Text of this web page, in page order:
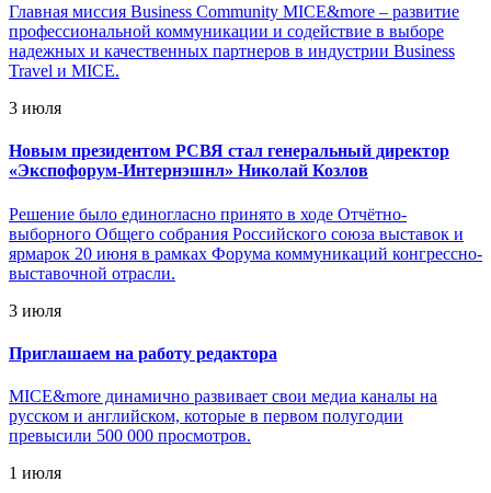
Главная миссия Business Community MICE&more – развитие
профессиональной коммуникации и содействие в выборе
надежных и качественных партнеров в индустрии Business
Travel и MICE.
3 июля
Новым президентом РСВЯ стал генеральный директор
«Экспофорум-Интернэшнл» Николай Козлов
Решение было единогласно принято в ходе Отчётно-
выборного Общего собрания Российского союза выставок и
ярмарок 20 июня в рамках Форума коммуникаций конгрессно-
выставочной отрасли.
3 июля
Приглашаем на работу редактора
MICE&more динамично развивает свои медиа каналы на
русском и английском, которые в первом полугодии
превысили 500 000 просмотров.
1 июля